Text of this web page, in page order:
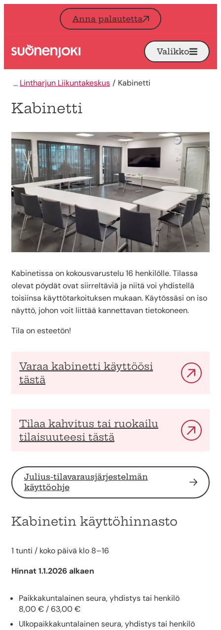
Siirry sisältöön
Anna palautetta
Etusivu Avaa
Valikko
Lintharjun Liikuntakeskus Kabinetti
Kabinetti
Kabinetissa on kokousvarustelu 16 henkilölle. Tilassa
olevat pöydät ovat siirreltäviä ja niitä voi yhdistellä
toisiinsa käyttötarkoituksen mukaan. Käytössäsi on iso
näyttö, johon voit liittää kannettavan tietokoneen.
Tila on esteetön!
Varaa kabinetti käyttöösi
tästä
Tilaa kahvitus tai ruokailu
tilaisuuteesi tästä
Julius-tilavarausjärjestelmän
käyttöohje
Kabinetin käyttöhinnasto
1 tunti / koko päivä klo 8–16
Hinnat 1.1.2026 alkaen
Paikkakuntalainen seura, yhdistys tai henkilö
8,00 € / 63,00 €
Ulkopaikkakuntalainen seura, yhdistys tai henkilö